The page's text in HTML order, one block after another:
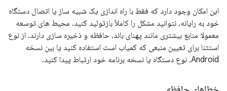
این امکان وجود دارد که فقط با راه اندازی یک شبیه ساز یا اتصال دستگاه
خود به رایانه، نتوانید مشکل را کاملاً بازتولید کنید. محیط های توسعه
معمولا منابع بیشتری مانند پهنای باند، حافظه و ذخیره سازی دارند. از نوع
استثنا برای تعیین منبعی که کمیاب است استفاده کنید یا بین نسخه
Android، نوع دستگاه یا نسخه برنامه خود ارتباط پیدا کنید.